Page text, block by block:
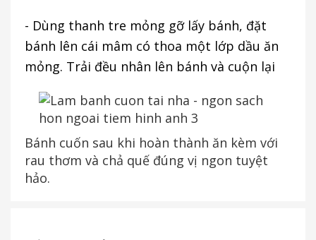
- Dùng thanh tre mỏng gỡ lấy bánh, đặt
bánh lên cái mâm có thoa một lớp dầu ăn
mỏng. Trải đều nhân lên bánh và cuộn lại
Bánh cuốn sau khi hoàn thành ăn kèm với
rau thơm và chả quế đúng vị ngon tuyệt
hảo.